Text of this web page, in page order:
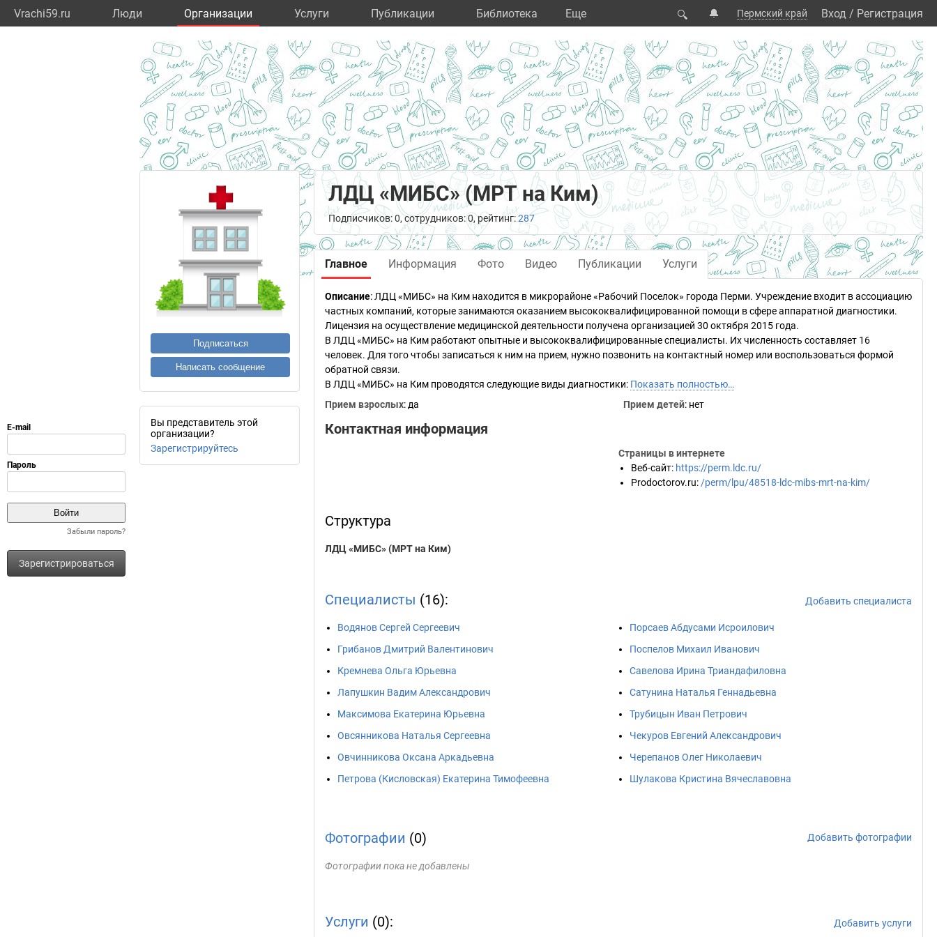
Vrachi59.ru Люди Организации Услуги Публикации Библиотека Eще 🔍 🔔 Пермский край Вход / Регистрация
Забыли пароль?
Зарегистрироваться
Подписаться
Написать сообщение
Вы представитель этой
организации?
Зарегистрируйтесь
ЛДЦ «МИБС» (МРТ на Ким)
Подписчиков: 0, сотрудников: 0, рейтинг:287
Главное Информация Фото Видео Публикации Услуги
Описание: ЛДЦ «МИБС» на Ким находится в микрорайоне «Рабочий Поселок» города Перми. Учреждение входит в ассоциацию
частных компаний, которые занимаются оказанием высококвалифицированной помощи в сфере аппаратной диагностики.
Лицензия на осуществление медицинской деятельности получена организацией 30 октября 2015 года.
В ЛДЦ «МИБС» на Ким работают опытные и высококвалифицированные специалисты. Их численность составляет 16
человек. Для того чтобы записаться к ним на прием, нужно позвонить на контактный номер или воспользоваться формой
обратной связи.
В ЛДЦ «МИБС» на Ким проводятся следующие виды диагностики: Показать полностью…
Прием взрослых: да Прием детей: нет
Контактная информация
Страницы в интернете
Веб-сайт: https://perm.ldc.ru/
Prodoctorov.ru: /perm/lpu/48518-ldc-mibs-mrt-na-kim/
Структура
ЛДЦ «МИБС» (МРТ на Ким)
Специалисты (16): Добавить специалиста
Водянов Сергей Сергеевич
Грибанов Дмитрий Валентинович
Кремнева Ольга Юрьевна
Лапушкин Вадим Александрович
Максимова Екатерина Юрьевна
Овсянникова Наталья Сергеевна
Овчинникова Оксана Аркадьевна
Петрова (Кисловская) Екатерина Тимофеевна
Порсаев Абдусами Исроилович
Поспелов Михаил Иванович
Савелова Ирина Триандафиловна
Сатунина Наталья Геннадьевна
Трубицын Иван Петрович
Чекуров Евгений Александрович
Черепанов Олег Николаевич
Шулакова Кристина Вячеславовна
Фотографии (0) Добавить фотографии
Фотографии пока не добавлены
Услуги (0):
Добавить услуги